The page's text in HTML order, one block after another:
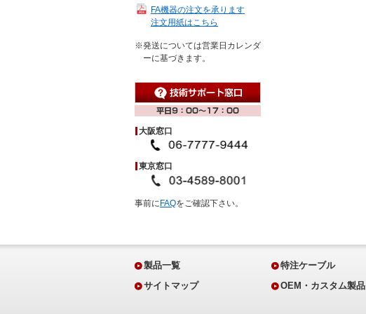
FA機器の注文を承ります
注文用紙はこちら
※発送については営業日カレンダ
ーに基づきます。
大阪窓口
東京窓口
事前に FAQをご確認下さい。
製品一覧
サイトマップ
特注ケーブル
OEM・カスタム製品